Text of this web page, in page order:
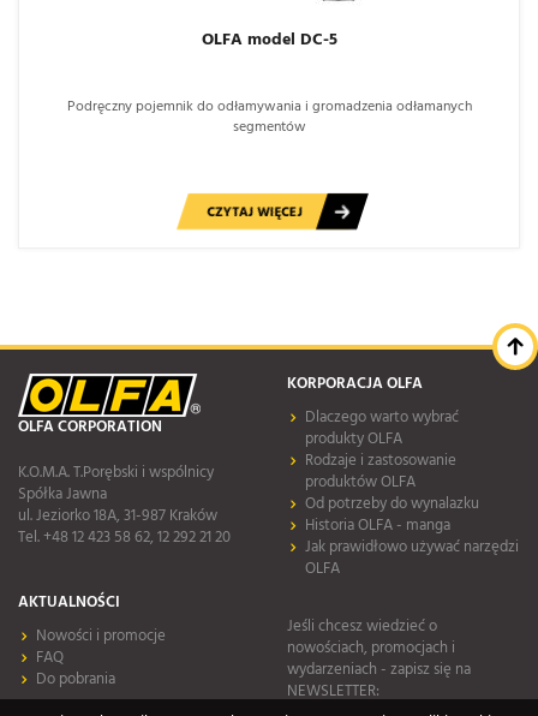
OLFA model DC-5
Podręczny pojemnik do odłamywania i gromadzenia odłamanych
segmentów
CZYTAJ WIĘCEJ
OLFA CORPORATION
K.O.M.A. T.Porębski i wspólnicy
Spółka Jawna
ul. Jeziorko 18A, 31-987 Kraków
Tel. +48 12 423 58 62, 12 292 21 20
KORPORACJA OLFA
Dlaczego warto wybrać
produkty OLFA
Rodzaje i zastosowanie
produktów OLFA
Od potrzeby do wynalazku
Historia OLFA - manga
Jak prawidłowo używać narzędzi
OLFA
AKTUALNOŚCI
Nowości i promocje
FAQ
Do pobrania
Jeśli chcesz wiedzieć o
nowościach, promocjach i
wydarzeniach - zapisz się na
NEWSLETTER: